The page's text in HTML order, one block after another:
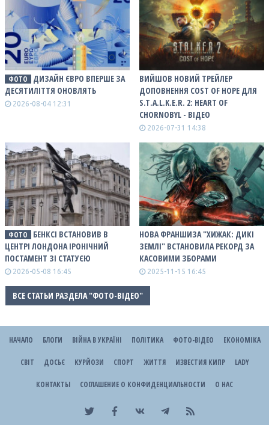
ФОТО
ДИЗАЙН ЄВРО ВПЕРШЕ ЗА
ДЕСЯТИЛІТТЯ ОНОВЛЯТЬ
2026-08-04 12:31
ВИЙШОВ НОВИЙ ТРЕЙЛЕР
ДОПОВНЕННЯ COST OF HOPE ДЛЯ
S.T.A.L.K.E.R. 2: HEART OF
CHORNOBYL - ВІДЕО
2026-07-31 14:38
ФОТО
БЕНКСІ ВСТАНОВИВ В
ЦЕНТРІ ЛОНДОНА ІРОНІЧНИЙ
ПОСТАМЕНТ ЗІ СТАТУЄЮ
2026-05-08 16:45
НОВА ФРАНШИЗА "ХИЖАК: ДИКІ
ЗЕМЛІ" ВСТАНОВИЛА РЕКОРД ЗА
КАСОВИМИ ЗБОРАМИ
2025-11-15 16:45
ВСЕ СТАТЬИ РАЗДЕЛА "ФОТО-ВІДЕО"
НАЧАЛО БЛОГИ ВІЙНА В УКРАЇНІ ПОЛІТИКА ФОТО-ВІДЕО ЕКОНОМІКА
СВІТ ДОСЬЄ КУРЙОЗИ СПОРТ ЖИТТЯ ИЗВЕСТИЯ КИПР LADY
КОНТАКТЫ СОГЛАШЕНИЕ О КОНФИДЕНЦИАЛЬНОСТИ О НАС